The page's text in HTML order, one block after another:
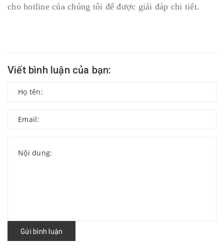
cho hotline của chúng tôi để được giải đáp chi tiết.
Viết bình luận của bạn:
Gửi bình luận